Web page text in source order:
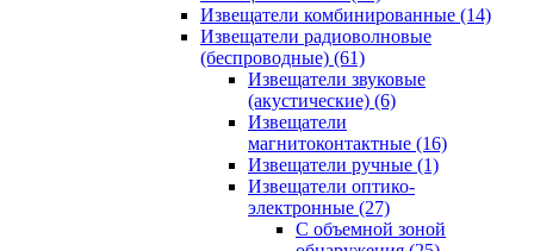
Извещатели комбинированные (14)
Извещатели радиоволновые
(беспроводные) (61)
Извещатели звуковые
(акустические) (6)
Извещатели
магнитоконтактные (16)
Извещатели ручные (1)
Извещатели оптико-
электронные (27)
С объемной зоной